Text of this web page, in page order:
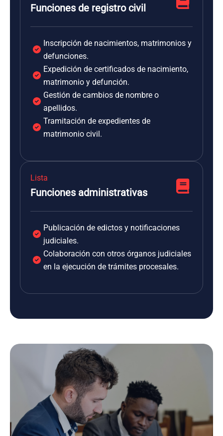
Funciones de registro civil
Inscripción de nacimientos, matrimonios y
defunciones.
Expedición de certificados de nacimiento,
matrimonio y defunción.
Gestión de cambios de nombre o
apellidos.
Tramitación de expedientes de
matrimonio civil.
Lista
Funciones administrativas
Publicación de edictos y notificaciones
judiciales.
Colaboración con otros órganos judiciales
en la ejecución de trámites procesales.